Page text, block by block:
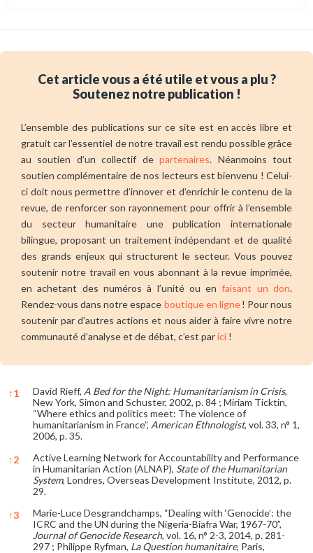
Cet article vous a été utile et vous a plu ?
Soutenez notre publication !
L’ensemble des publications sur ce site est en accès libre et
gratuit car l’essentiel de notre travail est rendu possible grâce
au soutien d’un collectif departenaires. Néanmoins tout
soutien complémentaire de nos lecteurs est bienvenu ! Celui-
ci doit nous permettre d’innover et d’enrichir le contenu de la
revue, de renforcer son rayonnement pour offrir à l’ensemble
du secteur humanitaire une publication internationale
bilingue, proposant un traitement indépendant et de qualité
des grands enjeux qui structurent le secteur. Vous pouvez
soutenir notre travail en vous abonnant à la revue imprimée,
en achetant des numéros à l’unité ou enfaisant un don.
Rendez-vous dans notre espace boutique en ligne! Pour nous
soutenir par d’autres actions et nous aider à faire vivre notre
communauté d’analyse et de débat, c’est parici !
↑1 David Rieff, A Bed for the Night: Humanitarianism in Crisis,
New York, Simon and Schuster, 2002, p. 84 ; Miriam Ticktin,
“Where ethics and politics meet: The violence of
humanitarianism in France”, American Ethnologist, vol. 33, n° 1,
2006, p. 35.
↑2
Active Learning Network for Accountability and Performance
in Humanitarian Action (ALNAP), State of the Humanitarian
System, Londres, Overseas Development Institute, 2012, p.
29.
↑3
Marie-Luce Desgrandchamps, “Dealing with ‘Genocide’: the
ICRC and the UN during the Nigeria-Biafra War, 1967-70”,
Journal of Genocide Research, vol. 16, n° 2-3, 2014, p. 281-
297 ; Philippe Ryfman, La Question humanitaire, Paris,